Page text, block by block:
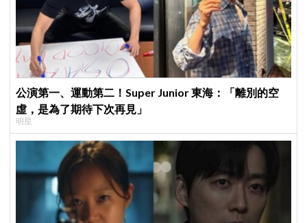
公演第一、運動第二！Super Junior 東海：「離別的空
虛，是為了期待下次再見」
明星